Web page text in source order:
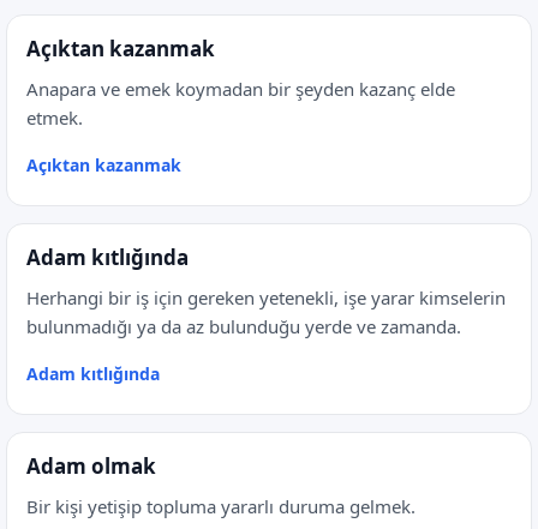
Açıktan kazanmak
Anapara ve emek koymadan bir şeyden kazanç elde
etmek.
Açıktan kazanmak
Adam kıtlığında
Herhangi bir iş için gereken yetenekli, işe yarar kimselerin
bulunmadığı ya da az bulunduğu yerde ve zamanda.
Adam kıtlığında
Adam olmak
Bir kişi yetişip topluma yararlı duruma gelmek.